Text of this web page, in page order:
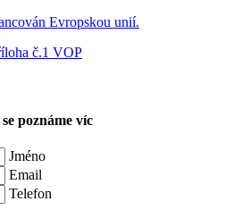
Evropskou unií.
č.1 VOP
poznáme víc
Jméno
Email
Telefon